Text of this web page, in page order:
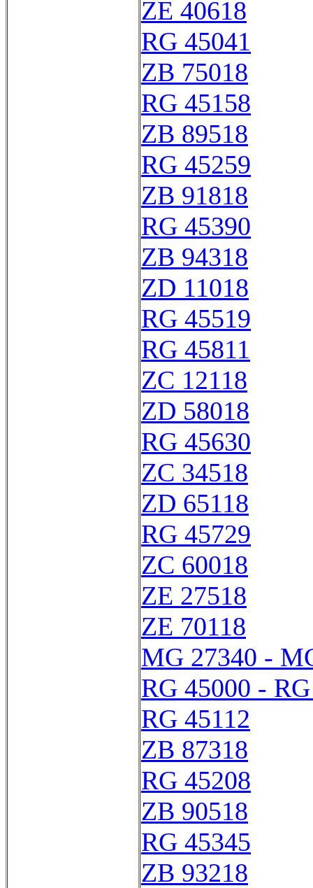
ZE 40618
RG 45041
ZB 75018
RG 45158
ZB 89518
RG 45259
ZB 91818
RG 45390
ZB 94318
ZD 11018
RG 45519
RG 45811
ZC 12118
ZD 58018
RG 45630
ZC 34518
ZD 65118
RG 45729
ZC 60018
ZE 27518
ZE 70118
MG 27340 -
RG 45000 -
RG 45112
ZB 87318
RG 45208
ZB 90518
RG 45345
ZB 93218